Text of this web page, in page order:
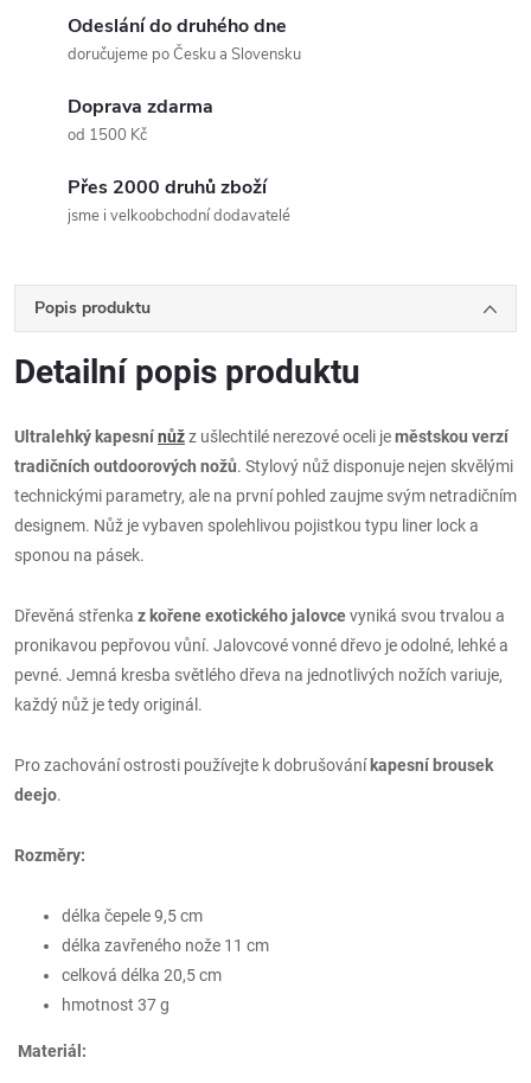
Odeslání do druhého dne
doručujeme po Česku a Slovensku
Doprava zdarma
od 1500 Kč
Přes 2000 druhů zboží
jsme i velkoobchodní dodavatelé
Popis produktu
Detailní popis produktu
Ultralehký kapesnínůžz ušlechtilé nerezové oceli jeměstskou verzí
tradičních outdoorových nožů. Stylový nůž disponuje nejen skvělými
technickými parametry, ale na první pohled zaujme svým netradičním
designem. Nůž je vybaven spolehlivou pojistkou typu liner lock a
sponou na pásek.
Dřevěná střenka z kořene exotického jalovcevyniká svou trvalou a
pronikavou pepřovou vůní. Jalovcové vonné dřevo je odolné, lehké a
pevné. Jemná kresba světlého dřeva na jednotlivých nožích variuje,
každý nůž je tedy originál.
Pro zachování ostrosti používejte k dobrušování kapesní brousek
deejo.
Rozměry:
délka čepele 9,5 cm
délka zavřeného nože 11 cm
celková délka 20,5 cm
hmotnost 37 g
Materiál: